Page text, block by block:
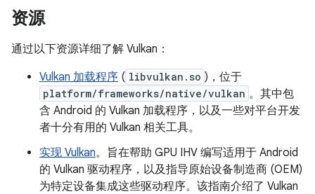
资源
通过以下资源详细了解 Vulkan：
Vulkan 加载程序 ( libvulkan.so )，位于
platform/frameworks/native/vulkan 。其中包
含 Android 的 Vulkan 加载程序，以及一些对平台开发
者十分有用的 Vulkan 相关工具。
实现 Vulkan。旨在帮助 GPU IHV 编写适用于 Android
的 Vulkan 驱动程序，以及指导原始设备制造商 (OEM)
为特定设备集成这些驱动程序。该指南介绍了 Vulkan